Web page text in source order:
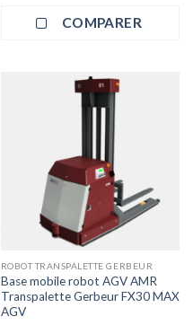
COMPARER
ROBOT TRANSPALETTE GERBEUR
Base mobile robot AGV AMR
Transpalette Gerbeur FX30 MAX
AGV